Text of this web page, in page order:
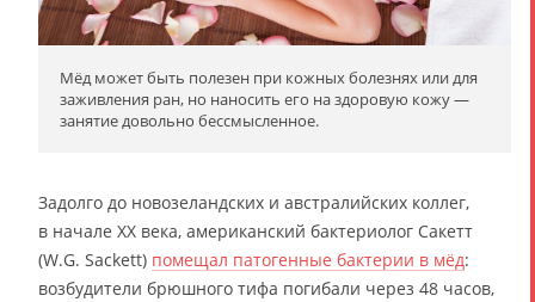
Мёд может быть полезен при кожных болезнях или для
заживления ран, но наносить его на здоровую кожу —
занятие довольно бессмысленное.
Задолго до новозеландских и австралийских коллег,
в начале XX века, американский бактериолог Сакетт
(W.G. Sackett) помещал патогенные бактерии в мёд:
возбудители брюшного тифа погибали через 48 часов,